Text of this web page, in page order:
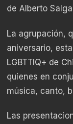
de Alberto
La agrupación,
aniversario,
LGBTTIQ+ de
quienes en
música, canto,
Las